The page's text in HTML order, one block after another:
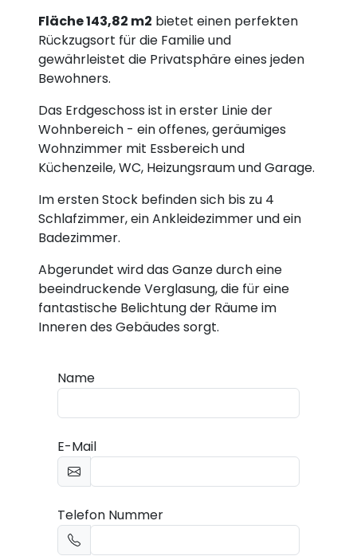
Fläche 143,82 m2 bietet einen perfekten
Rückzugsort für die Familie und
gewährleistet die Privatsphäre eines jeden
Bewohners.
Das Erdgeschoss ist in erster Linie der
Wohnbereich - ein offenes, geräumiges
Wohnzimmer mit Essbereich und
Küchenzeile, WC, Heizungsraum und Garage.
Im ersten Stock befinden sich bis zu 4
Schlafzimmer, ein Ankleidezimmer und ein
Badezimmer.
Abgerundet wird das Ganze durch eine
beeindruckende Verglasung, die für eine
fantastische Belichtung der Räume im
Inneren des Gebäudes sorgt.
Name
E-Mail
Telefon Nummer